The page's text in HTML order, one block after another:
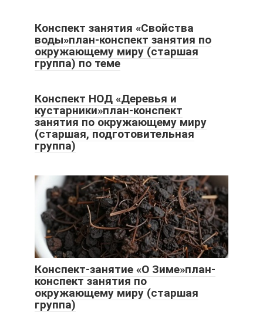
Конспект занятия «Свойства
воды»план-конспект занятия по
окружающему миру (старшая
группа) по теме
Конспект НОД «Деревья и
кустарники»план-конспект
занятия по окружающему миру
(старшая, подготовительная
группа)
Конспект-занятие «О Зиме»план-
конспект занятия по
окружающему миру (старшая
группа)